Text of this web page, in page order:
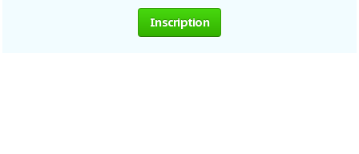
Inscription